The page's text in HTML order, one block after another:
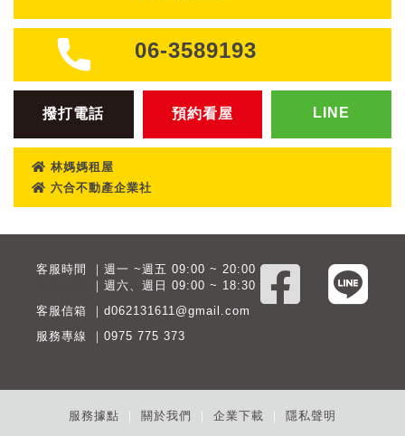
06-3589193
撥打電話 預約看屋 LINE
林媽媽租屋
六合不動產企業社
客服時間 ｜週一 ~週五 09:00 ~ 20:00
｜週六、週日 09:00 ~ 18:30
客服信箱 ｜d062131611@gmail.com
服務專線 ｜0975 775 373
服務據點 關於我們 企業下載 隱私聲明